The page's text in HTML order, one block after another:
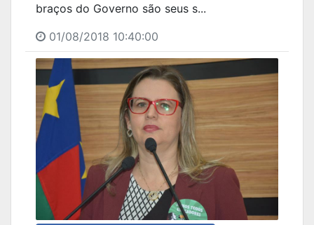
braços do Governo são seus s...
01/08/2018 10:40:00